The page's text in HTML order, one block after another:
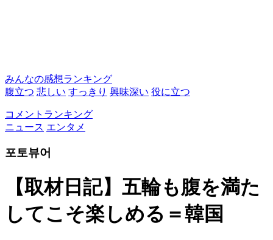
みんなの感想ランキング
腹立つ 悲しい すっきり 興味深い 役に立つ
コメントランキング
ニュース エンタメ
포토뷰어
【取材日記】五輪も腹を満た
してこそ楽しめる＝韓国